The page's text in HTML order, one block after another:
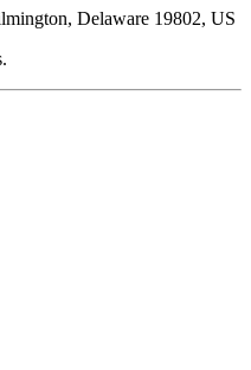
Delaware 19802, US